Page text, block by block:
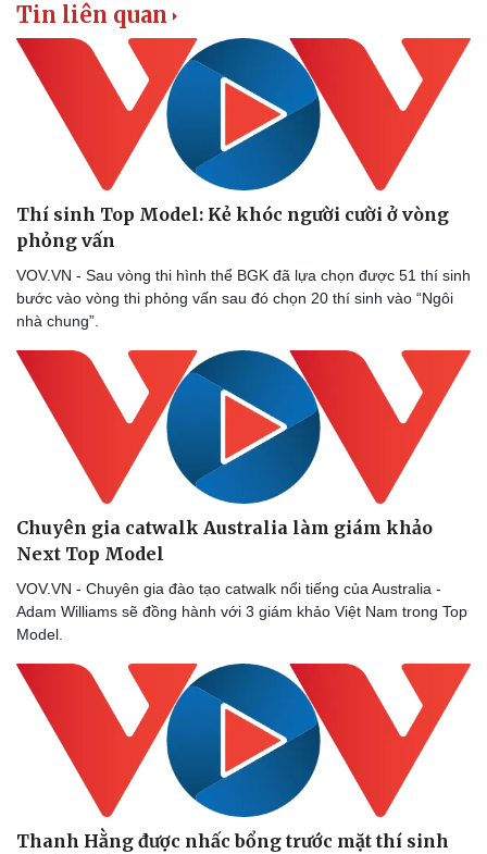
Doanh nghiệp
Thông tin doanh nghiệp
Doanh nghiệp 24h
Doanh nhân
Công nghệ
Sành điệu
Tin Công nghệ
Trải nghiệm
Tin liên quan
Thí sinh Top Model: Kẻ khóc người cười ở vòng
phỏng vấn
VOV.VN - Sau vòng thi hình thể BGK đã lựa chọn được 51 thí sinh
bước vào vòng thi phỏng vấn sau đó chọn 20 thí sinh vào “Ngôi
nhà chung”.
Chuyên gia catwalk Australia làm giám khảo
Next Top Model
VOV.VN - Chuyên gia đào tạo catwalk nổi tiếng của Australia -
Adam Williams sẽ đồng hành với 3 giám khảo Việt Nam trong Top
Model.
Thanh Hằng được nhấc bổng trước mặt thí sinh